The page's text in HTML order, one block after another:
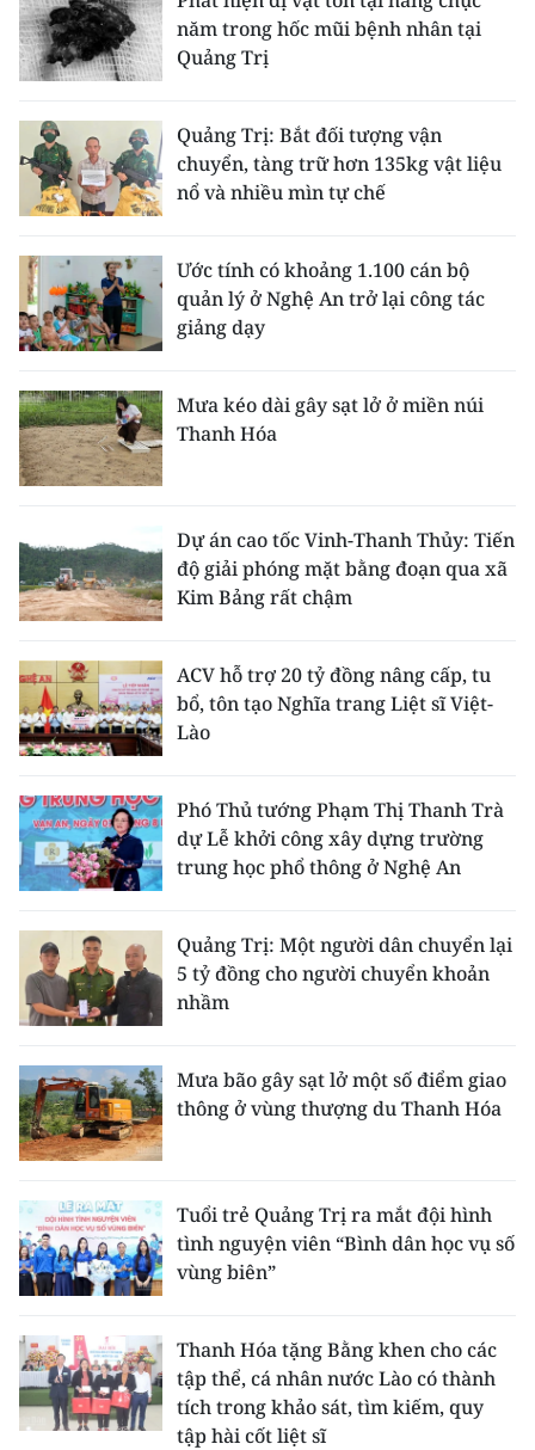
năm trong hốc mũi bệnh nhân tại
Quảng Trị
Quảng Trị: Bắt đối tượng vận
chuyển, tàng trữ hơn 135kg vật liệu
nổ và nhiều mìn tự chế
Ước tính có khoảng 1.100 cán bộ
quản lý ở Nghệ An trở lại công tác
giảng dạy
Mưa kéo dài gây sạt lở ở miền núi
Thanh Hóa
Dự án cao tốc Vinh-Thanh Thủy: Tiến
độ giải phóng mặt bằng đoạn qua xã
Kim Bảng rất chậm
ACV hỗ trợ 20 tỷ đồng nâng cấp, tu
bổ, tôn tạo Nghĩa trang Liệt sĩ Việt-
Lào
Phó Thủ tướng Phạm Thị Thanh Trà
dự Lễ khởi công xây dựng trường
trung học phổ thông ở Nghệ An
Quảng Trị: Một người dân chuyển lại
5 tỷ đồng cho người chuyển khoản
nhầm
Mưa bão gây sạt lở một số điểm giao
thông ở vùng thượng du Thanh Hóa
Tuổi trẻ Quảng Trị ra mắt đội hình
tình nguyện viên “Bình dân học vụ số
vùng biên”
Thanh Hóa tặng Bằng khen cho các
tập thể, cá nhân nước Lào có thành
tích trong khảo sát, tìm kiếm, quy
tập hài cốt liệt sĩ